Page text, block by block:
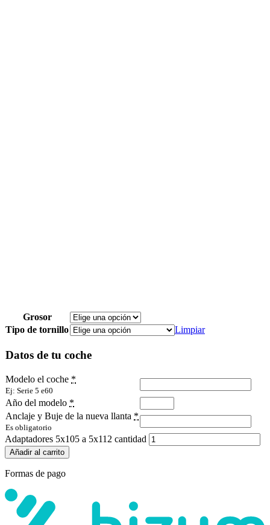
Grosor
Tipo de tornillo
Limpiar
Datos de tu coche
Modelo el coche *
Ej: Serie 5 e60
Año del modelo *
Anclaje y Buje de la nueva llanta *
Es obligatorio
Adaptadores 5x105 a 5x112 cantidad
Añadir al carrito
Formas de pago